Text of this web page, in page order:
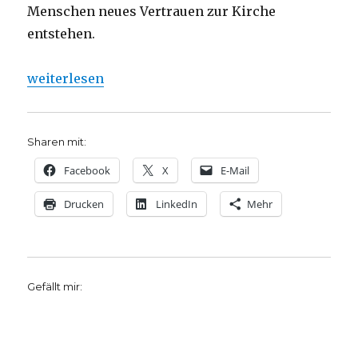
Menschen neues Vertrauen zur Kirche
entstehen.
„An Teresa von Ávila denken, Rezension von
weiterlesen
Sharen mit:
Facebook X E-Mail
Drucken LinkedIn Mehr
Gefällt mir: